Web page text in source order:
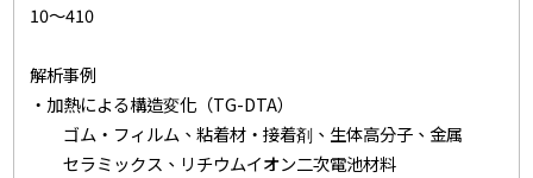
10～410
解析事例
・加熱による構造変化（TG-DTA）
ゴム・フィルム、粘着材・接着剤、生体高分子、金属
セラミックス、リチウムイオン二次電池材料